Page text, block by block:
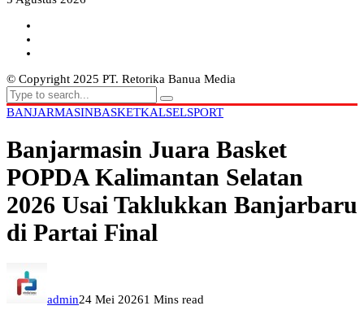
© Copyright 2025 PT. Retorika Banua Media
BANJARMASINBASKETKALSELSPORT
Banjarmasin Juara Basket
POPDA Kalimantan Selatan
2026 Usai Taklukkan Banjarbaru
di Partai Final
admin24 Mei 20261 Mins read